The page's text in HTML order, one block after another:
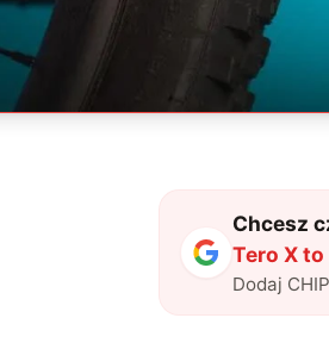
Chcesz
Tero X
Dodaj